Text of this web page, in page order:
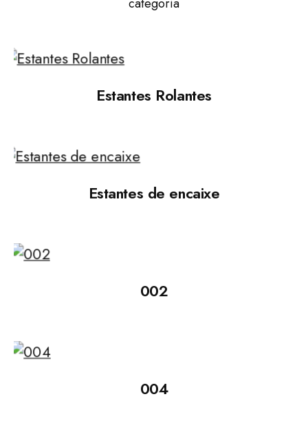
Estantes Rolantes
Estantes de encaixe
002
004